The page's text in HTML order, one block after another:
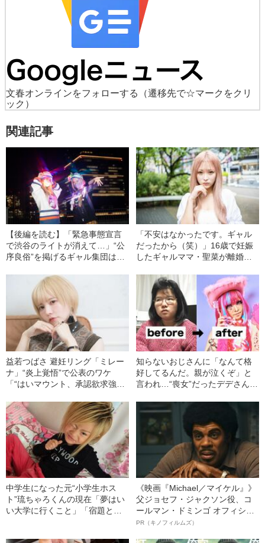
文春オンラインをフォローする
（遷移先で☆マークをクリ
ック）
関連記事
【後編を読む】「緊急事態宣言
で渋谷のライトが消えて…」“公
序良俗”を掲げるギャル集団は、
がったのか
「不安はなかったです。ギャル
だったから（笑）」16歳で妊娠
したギャルママ・聖菜が離婚
益若つばさ 避妊リング「ミレー
ナ」“炎上覚悟”で公表のワケ
「“はいマウント、承認欲求強
知らないおじさんに「なんて格
好してるんだ。親が泣くぞ」と
言われ…“喪女”だったデデさんが
中学生になった元“小学生ホス
ト”琉ちゃろくんの現在「夢はい
い大学に行くこと」「宿題とは
《映画『Michael／マイケル』》
父ジョセフ・ジャクソン役、コ
ールマン・ドミンゴ オフィシャ
ルインタビュー“観客を魅了した
PR（キノフィルムズ）